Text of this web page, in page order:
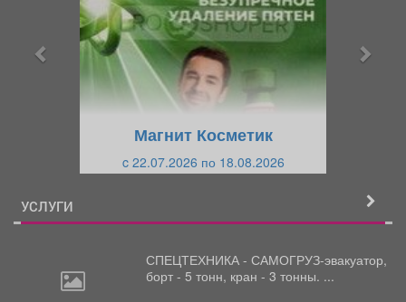
Магнит Косметик
c 22.07.2026 по 18.08.2026
УСЛУГИ
СПЕЦТЕХНИКА - САМОГРУЗ-эвакуатор,
борт - 5 тонн, кран - 3 тонны. ...